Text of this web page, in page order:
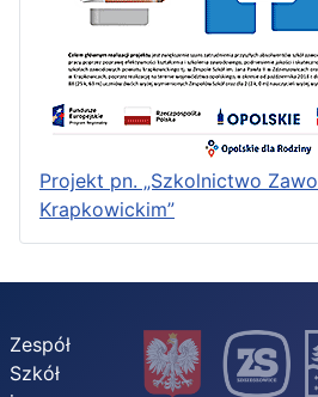
Projekt pn. „Szkolnictwo
Krapkowickim”
Zespół
Szkół